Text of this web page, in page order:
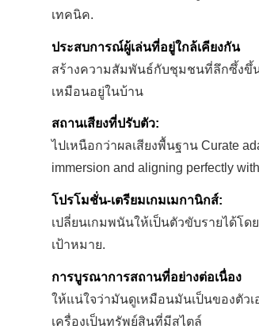
เทคนิค.
ประสบการณ์ผู้เล่นที่อยู่ใกล้เคียงกัน
สร้างความสัมพันธ์กับชุมชนที่ลึกซึ้งขึ้
เหมือนอยู่ในบ้าน
สถานเสียงที่ปรับตัว:
ไปเหนือกว่าผลเสียงพื้นฐาน Curate
immersion and aligning perfectly
โปรโมชั่น-เตรียมเกมเมกานิกส์:
เปลี่ยนเกมพนันให้เป็นตัวขับรายได้โ
เป้าหมาย.
การบูรณาการสถานที่อย่างต่อเนื่อง
ให้แน่ใจว่ามันดูเหมือนมันเป็นของตัว
เครื่องเป็นทรัพย์สินที่มีสไตล์